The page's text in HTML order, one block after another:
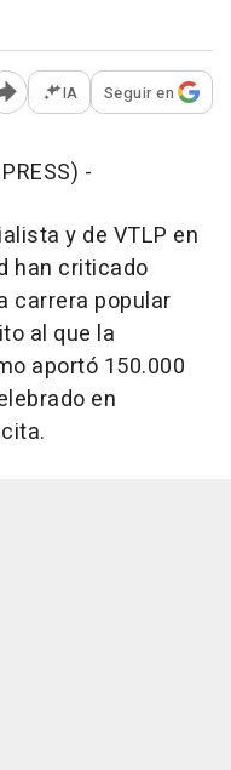
Abrir opciones para
IA Seguir en
-
y de VTLP en
han criticado
carrera popular
al que la
aportó 150.000
en